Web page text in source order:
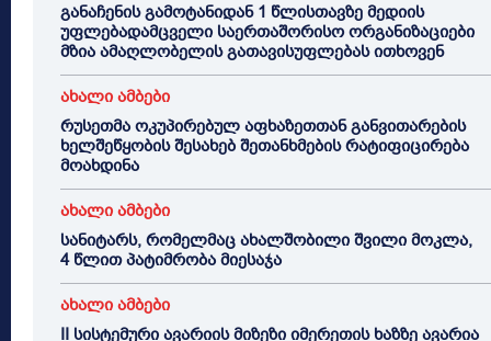
განაჩენის გამოტანიდან 1 წლისთავზე მედიის
უფლებადამცველი საერთაშორისო ორგანიზაციები
მზია ამაღლობელის გათავისუფლებას ითხოვენ
ახალი ამბები
რუსეთმა ოკუპირებულ აფხაზეთთან განვითარების
ხელშეწყობის შესახებ შეთანხმების რატიფიცირება
მოახდინა
ახალი ამბები
სანიტარს, რომელმაც ახალშობილი შვილი მოკლა,
4 წლით პატიმრობა მიესაჯა
ახალი ამბები
II სისტემური ავარიის მიზეზი იმერეთის ხაზზე ავარია